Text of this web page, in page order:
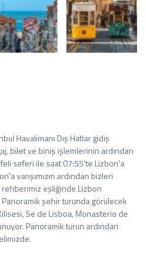
Havalimanı Dış Hatlar gidiş
bilet ve biniş işlemlerinin ardından
seferi ile saat 07:55'te Lizbon'a
varışımızın ardından bizleri
eşliğinde Lizbon
şehir turunda görülecek
Se de Lisboa, Monasterio de
Panoramik turun ardından